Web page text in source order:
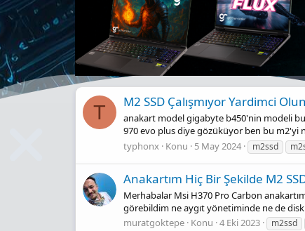
T M2 SSD Çalışmıyor Yardimci
anakart model gigabyte b450'nin modeli
970 evo plus diye gözüküyor ben bu m2'yi
typhonx
Konu 5 May 2024 m2ssd
Anakartım Hiç Bir Şekilde M2
Merhabalar Msi H370 Pro Carbon
görebildim ne aygıt yönetiminde ne de
muratgoktepe Konu 4 Eki 2023 m2ssd